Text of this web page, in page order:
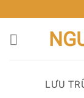
đến
nội
LƯU